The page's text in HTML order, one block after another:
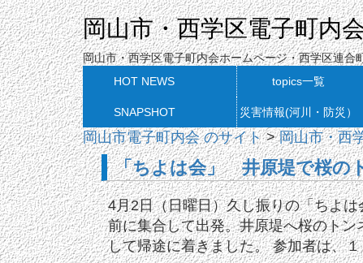
岡山市・西学区電子町内
岡山市・西学区電子町内会ホームページ・西学区連合
HOT NEWS
topics一覧
SNAPSHOT 災害情報(河川・防災）
岡山市電子町内会 のサイト>岡山市・西
「ちよは会」 井原堤で桜の
4月2日（日曜日）久し振りの「ちよ
前に集合して出発。井原堤へ桜のト
して帰途に着きました。 参加者は、